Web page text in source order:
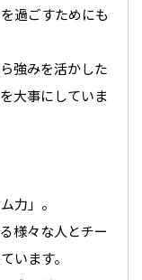
過ごすためにも
強みを活かした
大事にしていま
力」。
様々な人とチー
います。